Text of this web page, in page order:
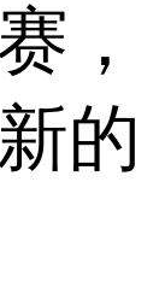
，
的